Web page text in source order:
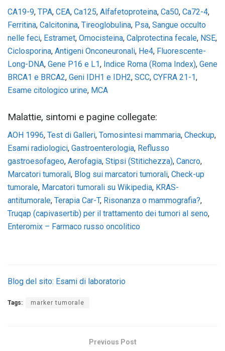
CA19-9, TPA, CEA, Ca125, Alfafetoproteina, Ca50, Ca72-4,
Ferritina, Calcitonina, Tireoglobulina, Psa, Sangue occulto
nelle feci, Estramet, Omocisteina, Calprotectina fecale, NSE,
Ciclosporina, Antigeni Onconeuronali, He4, Fluorescente-
Long-DNA, Gene P16 e L1, Indice Roma (Roma Index), Gene
BRCA1 e BRCA2, Geni IDH1 e IDH2, SCC, CYFRA 21-1,
Esame citologico urine, MCA
Malattie, sintomi e pagine collegate:
AOH 1996, Test di Galleri, Tomosintesi mammaria, Checkup,
Esami radiologici, Gastroenterologia, Reflusso
gastroesofageo, Aerofagia, Stipsi (Stitichezza), Cancro,
Marcatori tumorali, Blog sui marcatori tumorali, Check-up
tumorale, Marcatori tumorali su Wikipedia, KRAS-
antitumorale, Terapia Car-T, Risonanza o mammografia?,
Truqap (capivasertib) per il trattamento dei tumori al seno,
Enteromix – Farmaco russo oncolitico
Blog del sito: Esami di laboratorio
Tags: marker tumorale
Previous Post